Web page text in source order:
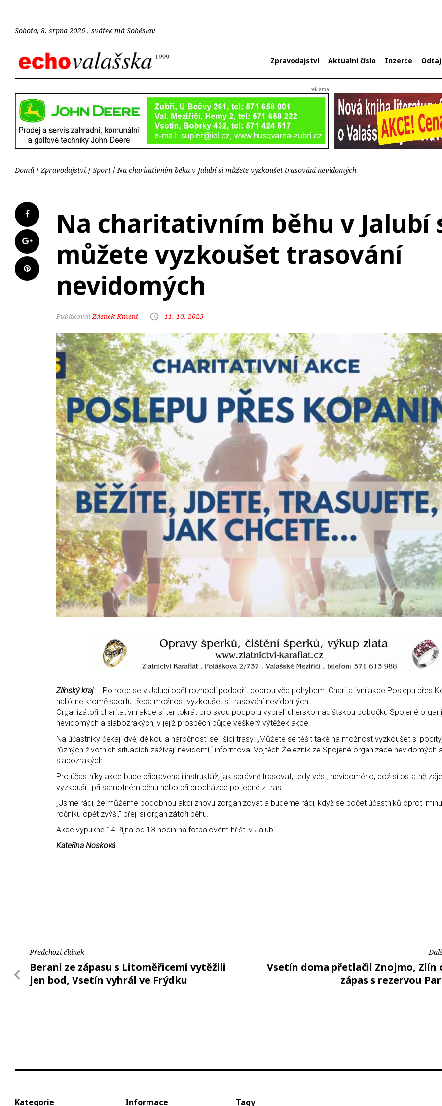
Sobota, 8. srpna 2026 , svátek má Soběslav
Zpravodajství Aktualní číslo Inzerce
Domů Zpravodajství Sport Na charitativním běhu v Jalubí si můžete vyzkoušet trasování nevidomých
Na charitativním běhu v Jalubí
můžete vyzkoušet trasování
nevidomých
Zdenek Kment 11. 10. 2023
Zlínský kraj – Po roce se v Jalubí opět rozhodli podpořit dobrou věc pohybem. Charitativní akce Poslepu přes
nabídne kromě sportu třeba možnost vyzkoušet si trasování nevidomých.
Organizátoři charitativní akce si tentokrát pro svou podporu vybrali uherskohradišťskou pobočku Spojené
nevidomých a slabozrakých, v jejíž prospěch půjde veškerý výtěžek akce.
Na účastníky čekají dvě, délkou a náročností se lišící trasy. „Můžete se těšit také na možnost vyzkoušet si
různých životních situacích zažívají nevidomí,“ informoval Vojtěch Železník ze Spojené organizace nevidomých
slabozrakých.
Pro účastníky akce bude připravena i instruktáž, jak správně trasovat, tedy vést, nevidomého, což si ostatně
vyzkouší i při samotném běhu nebo při procházce po jedné z tras.
„Jsme rádi, že můžeme podobnou akci znovu zorganizovat a budeme rádi, když se počet účastníků oproti
ročníku opět zvýší,“ přejí si organizátoři běhu.
Akce vypukne 14. října od 13 hodin na fotbalovém hřišti v Jalubí.
Kateřina Nosková
Předchozí článek
Berani ze zápasu s Litoměřicemi vytěžili
jen bod, Vsetín vyhrál ve Frýdku
Vsetín doma přetlačil Znojmo, Zlín
zápas s rezervou
Tagy
Kategorie Informace